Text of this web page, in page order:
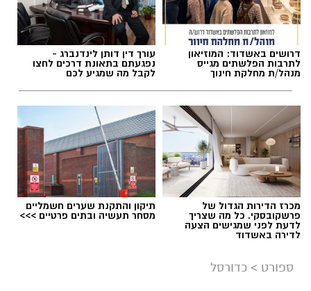
תגים:מכבי אשדוד, דן קציר דרושים באשדוד: המוזיאון
לתרבות הפלשתים מגייס
מנהל/ת מחלקת חינוך
עורך דין דותן לינדנברג -
נפגעתם בתאונת דרכים לחצו
לקבל מה שמגיע לכם
מכרז הדירות הגדול של
פרשקובסקי. כל מה שצריך
לדעת לפני שמגישים הצעה
לדירה באשדוד
תיקון והתקנת שערים חשמליים
מסחר תעשיה ובתים פרטיים >>>
ספורט > כדורסל